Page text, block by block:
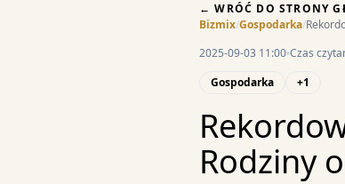
← WRÓĆ DO STRONY
Bizmix/Gospodarka/
2025-09-03 11:00 Czas
Gospodarka
+1
Rodziny